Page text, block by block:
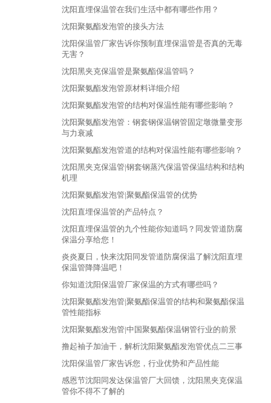
沈阳直埋保温管在我们生活中都有哪些作用？
沈阳聚氨酯发泡管的接头方法
沈阳保温管厂家告诉你预制直埋保温管是否真的无毒
无害？
沈阳黑夹克保温管是聚氨酯保温管吗？
沈阳聚氨酯发泡管原材料详细介绍
沈阳聚氨酯发泡管的结构对保温性能有哪些影响？
沈阳聚氨酯发泡管：钢套钢保温钢管固定墩微量变形
与力衰减
沈阳聚氨酯发泡管道的结构对保温性能有哪些影响？
沈阳黑夹克保温管|钢套钢蒸汽保温管保温结构和结构
机理
沈阳聚氨酯发泡管|聚氨酯保温管的优势
沈阳直埋保温管的产品特点？
沈阳直埋保温管的九个性能你知道吗？同发管道防腐
保温分享给您！
炎炎夏日，快来沈阳同发管道防腐保温了解沈阳直埋
保温管降降温吧！
你知道沈阳保温管厂家保温的方式有哪些吗？
沈阳聚氨酯发泡管|聚氨酯保温管的结构和聚氨酯保温
管性能指标
沈阳聚氨酯发泡管|中国聚氨酯保温钢管行业的前景
撸起袖子加油干，解析沈阳聚氨酯发泡管优点二三事
沈阳保温管厂家告诉您，行业优势和产品性能
感恩节沈阳同发达保温管厂大回馈，沈阳黑夹克保温
管你不得不了解的